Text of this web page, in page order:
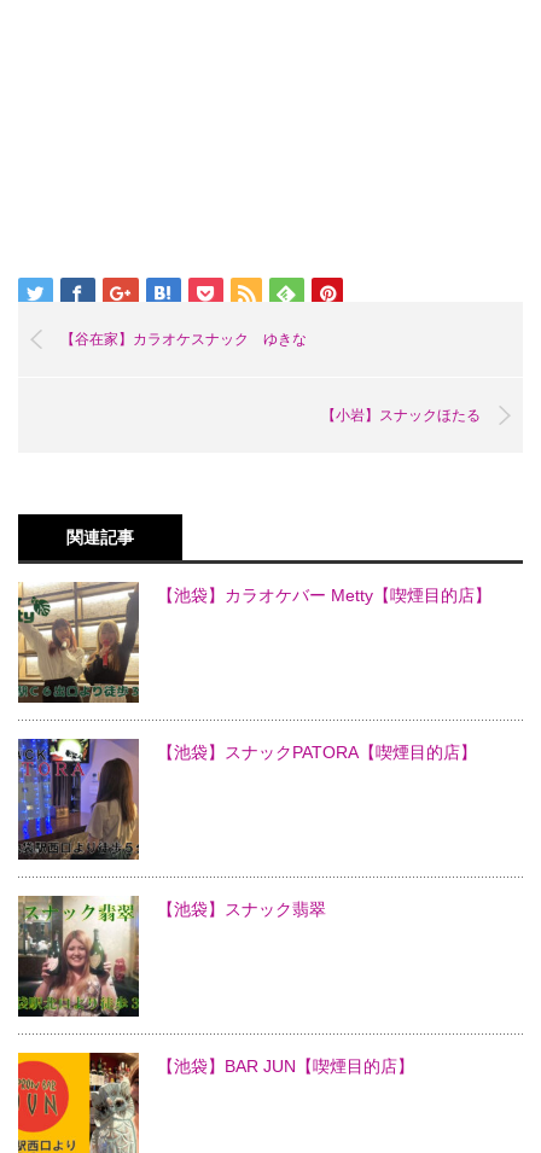
【谷在家】カラオケスナック ゆきな
【小岩】スナックほたる
関連記事
【池袋】カラオケバー Metty【喫煙目的店】
【池袋】スナックPATORA【喫煙目的店】
【池袋】スナック翡翠
【池袋】BAR JUN【喫煙目的店】